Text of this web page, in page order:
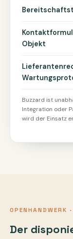
Objekt
Buzzard ist
Integration oder
wird der Einsatz
OPENHANDWERK
Der